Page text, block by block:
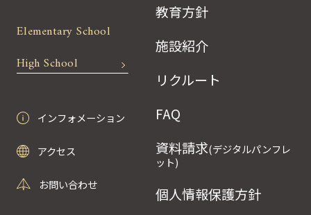
Elementary School
High School
教育方針
施設紹介
リクルート
FAQ
資料請求(デジタルパンフレ
ット)
個人情報保護方針
インフォメーション
アクセス
お問い合わせ